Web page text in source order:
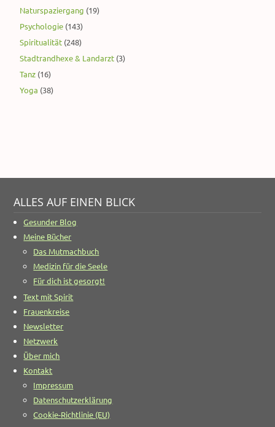
Naturspaziergang (19)
Psychologie (143)
Spiritualität (248)
Stadtrandhexe & Landarzt (3)
Tanz (16)
Yoga (38)
ALLES AUF EINEN BLICK
Gesunder Blog
Meine Bücher
Das Mutmachbuch
Medizin für die Seele
Für dich ist gesorgt!
Text mit Spirit
Frauenkreise
Newsletter
Netzwerk
Über mich
Kontakt
Impressum
Datenschutzerklärung
Cookie-Richtlinie (EU)